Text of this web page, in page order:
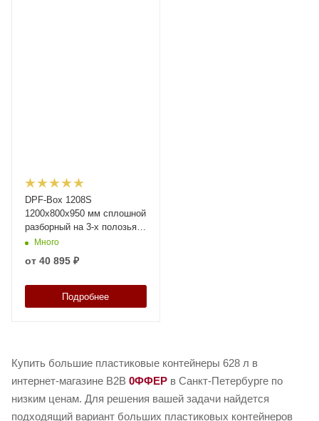
DPF-Box 1208S
1200x800x950 мм сплошной
разборный на 3-х полозьях
с 2-мя откид. дверцами,
арт. DPF-Box 1208 S-S(3)
F2, код: 18721
Много
от 40 895 ₽
Подробнее
Купить большие пластиковые контейнеры 628 л в
интернет-магазине B2B 0ФФЕР в Санкт-Петербурге по
низким ценам. Для решения вашей задачи найдется
подходящий вариант больших пластиковых контейнеров